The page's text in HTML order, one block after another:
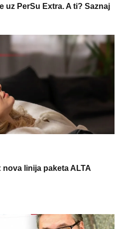
uz PerSu Extra. A ti? Saznaj
linija paketa ALTA